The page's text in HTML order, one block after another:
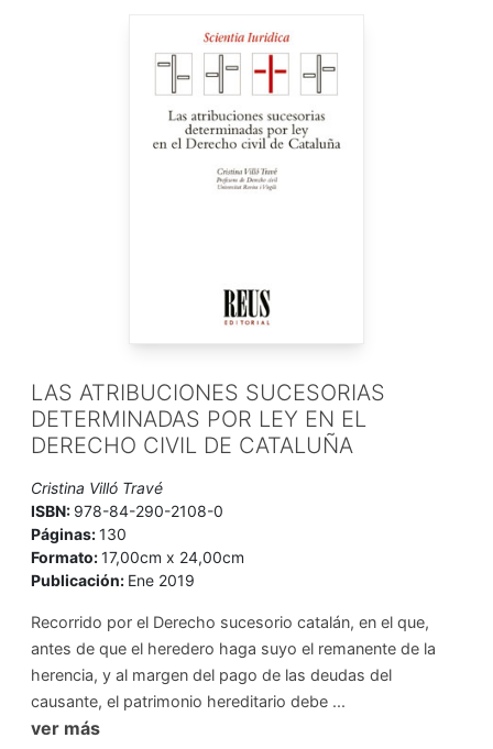
LAS ATRIBUCIONES SUCESORIAS
DETERMINADAS POR LEY EN EL
DERECHO CIVIL DE CATALUÑA
Cristina Villó Travé
ISBN: 978-84-290-2108-0
Páginas:130
Formato:17,00cm x 24,00cm
Publicación: Ene 2019
Recorrido por el Derecho sucesorio catalán, en el que,
antes de que el heredero haga suyo el remanente de la
herencia, y al margen del pago de las deudas del
causante, el patrimonio hereditario debe ...
ver más